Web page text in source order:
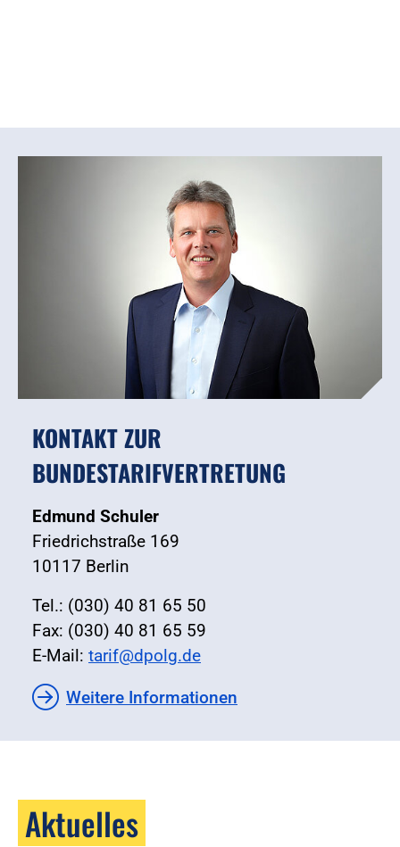
KONTAKT ZUR
BUNDESTARIFVERTRETUNG
Edmund Schuler
Friedrichstraße 169
10117 Berlin
Tel.: (030) 40 81 65 50
Fax: (030) 40 81 65 59
E-Mail: tarif@dpolg.de
Weitere Informationen
Aktuelles